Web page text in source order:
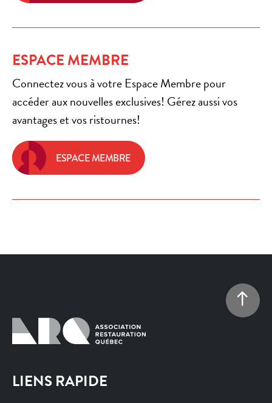
ESPACE MEMBRE
Connectez vous à votre Espace Membre pour
accéder aux nouvelles exclusives! Gérez aussi vos
avantages et vos ristournes!
ESPACE MEMBRE
LIENS RAPIDE